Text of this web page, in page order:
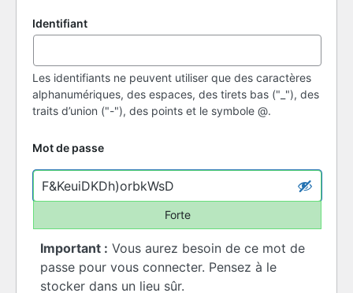
Identifiant
Les identifiants ne peuvent utiliser que des caractères
alphanumériques, des espaces, des tirets bas ("_"), des
traits d’union ("-"), des points et le symbole @.
Mot de passe
Forte
Important : Vous aurez besoin de ce mot de
passe pour vous connecter. Pensez à le
stocker dans un lieu sûr.